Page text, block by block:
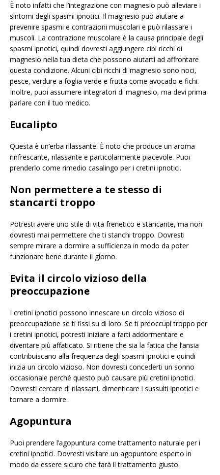
È noto infatti che l’integrazione con magnesio può alleviare i
sintomi degli spasmi ipnotici. Il magnesio può aiutare a
prevenire spasmi e contrazioni muscolari e può rilassare i
muscoli. La contrazione muscolare è la causa principale degli
spasmi ipnotici, quindi dovresti aggiungere cibi ricchi di
magnesio nella tua dieta che possono aiutarti ad affrontare
questa condizione. Alcuni cibi ricchi di magnesio sono noci,
pesce, verdure a foglia verde e frutta come avocado e fichi.
Inoltre, puoi assumere integratori di magnesio, ma devi prima
parlare con il tuo medico.
Eucalipto
Questa è un’erba rilassante. È noto che produce un aroma
rinfrescante, rilassante e particolarmente piacevole. Puoi
prenderlo come rimedio casalingo per i cretini ipnotici.
Non permettere a te stesso di
stancarti troppo
Potresti avere uno stile di vita frenetico e stancante, ma non
dovresti mai permettere che ti stanchi troppo. Dovresti
sempre mirare a dormire a sufficienza in modo da poter
funzionare bene durante il giorno.
Evita il circolo vizioso della
preoccupazione
I cretini ipnotici possono innescare un circolo vizioso di
preoccupazione se ti fissi su di loro. Se ti preoccupi troppo per
i cretini ipnotici, potresti iniziare a farti addormentare e
diventare più affaticato. Si ritiene che sia la fatica che l’ansia
contribuiscano alla frequenza degli spasmi ipnotici e quindi
inizia un circolo vizioso. Non dovresti concederti un sonno
occasionale perché questo può causare più cretini ipnotici.
Dovresti cercare di rilassarti, dimenticare i sussulti ipnotici e
tornare a dormire.
Agopuntura
Puoi prendere l’agopuntura come trattamento naturale per i
cretini ipnotici. Dovresti visitare un agopuntore esperto in
modo da essere sicuro che farà il trattamento giusto.